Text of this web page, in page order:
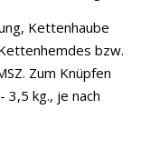
Kettenhaube
bzw.
Zum Knüpfen
3,5 kg., je nach